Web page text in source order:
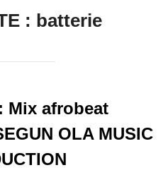
: batterie
Mix afrobeat
OLA MUSIC